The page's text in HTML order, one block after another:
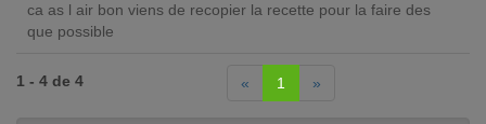
ca as l air bon viens de recopier la recette pour la faire des
que possible
1 - 4 de 4 « 1 »